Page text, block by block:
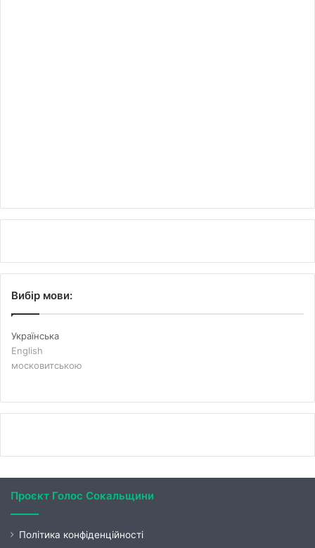
Вибір мови:
Українська
English
московитською
Проєкт Голос Сокальщини
Політика конфіденційності